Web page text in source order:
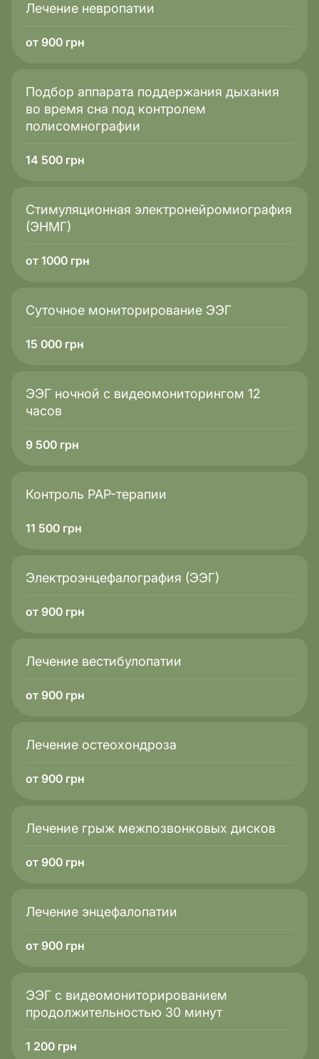
Лечение невропатии
от 900 грн
Подбор аппарата поддержания дыхания
во время сна под контролем
полисомнографии
14 500 грн
Стимуляционная электронейромиография
(ЭНМГ)
от 1000 грн
Суточное мониторирование ЭЭГ
15 000 грн
ЭЭГ ночной с видеомониторингом 12
часов
9 500 грн
Контроль PAP-терапии
11 500 грн
Электроэнцефалография (ЭЭГ)
от 900 грн
Лечение вестибулопатии
от 900 грн
Лечение остеохондроза
от 900 грн
Лечение грыж межпозвонковых дисков
от 900 грн
Лечение энцефалопатии
от 900 грн
ЭЭГ с видеомониторированием
продолжительностью 30 минут
1 200 грн